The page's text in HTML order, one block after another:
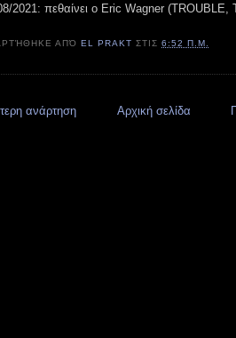
2021: πεθαίνει ο Eric Wagner (TROUBLE,
ΑΠΌEL PRAKT ΣΤΙΣ6:52 Π.Μ.
ανάρτηση Αρχική σελίδα